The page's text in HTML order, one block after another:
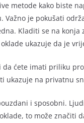
metode kako biste
je pokušati
Kladiti se na
ukazuje da je
da ćete imati priliku
ukazuje na privatnu
i sposobni.
to može značiti